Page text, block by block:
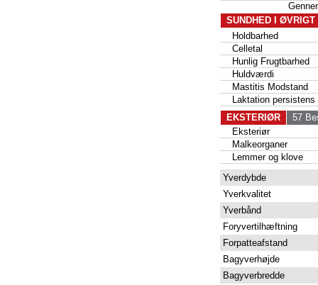
SUNDHED I ØVRIGT
Holdbarhed
Celletal
Hunlig Frugtbarhed
Huldværdi
Mastitis Modstand
Laktation persistens
EKSTERIØR
57
Eksteriør
Malkeorganer
Lemmer og klove
Yverdybde
Yverkvalitet
Yverbånd
Foryvertilhæftning
Forpatteafstand
Bagyverhøjde
Bagyverbredde